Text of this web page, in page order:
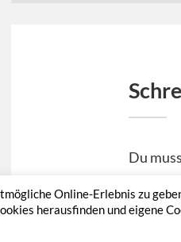
Du
Online-Erlebnis zu
herausfinden und eigene